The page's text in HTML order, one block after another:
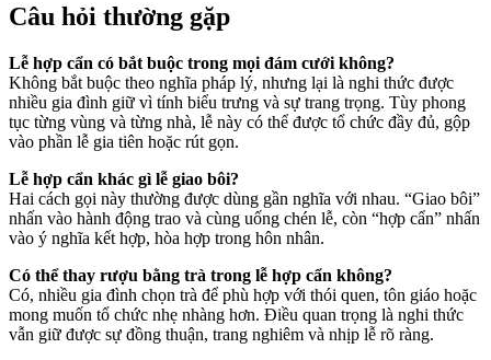
Câu hỏi thường gặp
Lễ hợp cẩn có bắt buộc trong mọi đám cưới không?
Không bắt buộc theo nghĩa pháp lý, nhưng lại là nghi thức được
nhiều gia đình giữ vì tính biểu trưng và sự trang trọng. Tùy phong
tục từng vùng và từng nhà, lễ này có thể được tổ chức đầy đủ, gộp
vào phần lễ gia tiên hoặc rút gọn.
Lễ hợp cẩn khác gì lễ giao bôi?
Hai cách gọi này thường được dùng gần nghĩa với nhau. “Giao bôi”
nhấn vào hành động trao và cùng uống chén lễ, còn “hợp cẩn” nhấn
vào ý nghĩa kết hợp, hòa hợp trong hôn nhân.
Có thể thay rượu bằng trà trong lễ hợp cẩn không?
Có, nhiều gia đình chọn trà để phù hợp với thói quen, tôn giáo hoặc
mong muốn tổ chức nhẹ nhàng hơn. Điều quan trọng là nghi thức
vẫn giữ được sự đồng thuận, trang nghiêm và nhịp lễ rõ ràng.